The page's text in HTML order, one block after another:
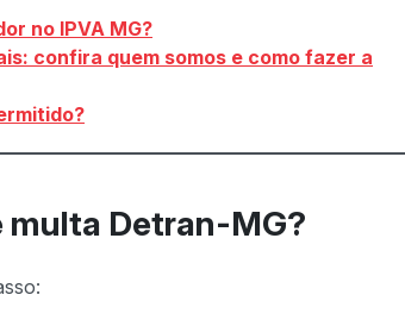
no IPVA MG?
confira quem somos e como fazer a
Detran-MG?